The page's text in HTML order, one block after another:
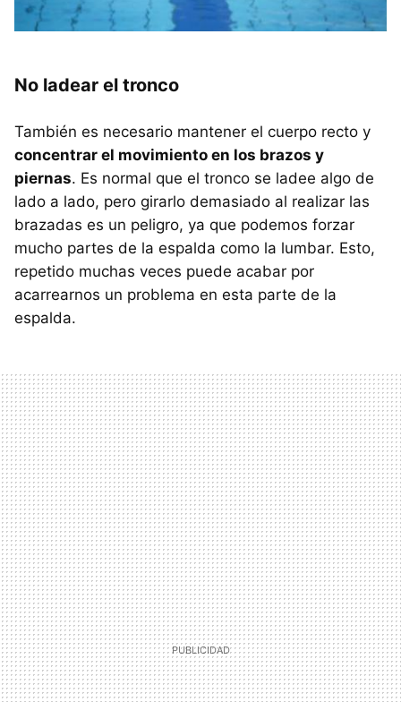
No ladear el tronco
También es necesario mantener el cuerpo recto y
concentrar el movimiento en los brazos y
piernas. Es normal que el tronco se ladee algo de
lado a lado, pero girarlo demasiado al realizar las
brazadas es un peligro, ya que podemos forzar
mucho partes de la espalda como la lumbar. Esto,
repetido muchas veces puede acabar por
acarrearnos un problema en esta parte de la
espalda.